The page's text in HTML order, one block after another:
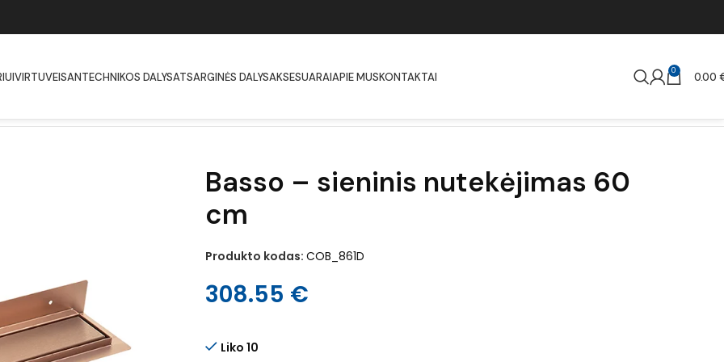
VIRTUVEISANTECHNIKOS DALYSATSARGINĖS DALYSAKSESUARAIAPIE MUSKONTAKTAI 0 0.00
Basso – sieninis nutekėjimas 60
cm
Produkto kodas: COB_861D
308.55 €
Liko 10